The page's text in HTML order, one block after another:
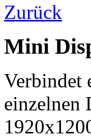
Zurück
Mini
Verbindet
einzelnen